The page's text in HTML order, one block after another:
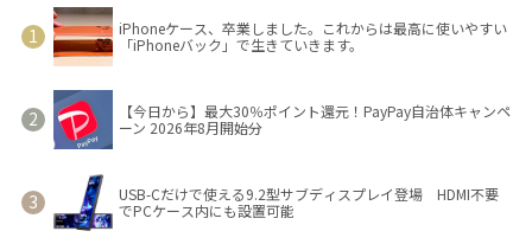
iPhoneケース、卒業しました。これからは最高に使いやすい
「iPhoneバック」で生きていきます。
【今日から】最大30％ポイント還元！PayPay自治体キャンペ
ーン 2026年8月開始分
USB-Cだけで使える9.2型サブディスプレイ登場 HDMI不要
でPCケース内にも設置可能